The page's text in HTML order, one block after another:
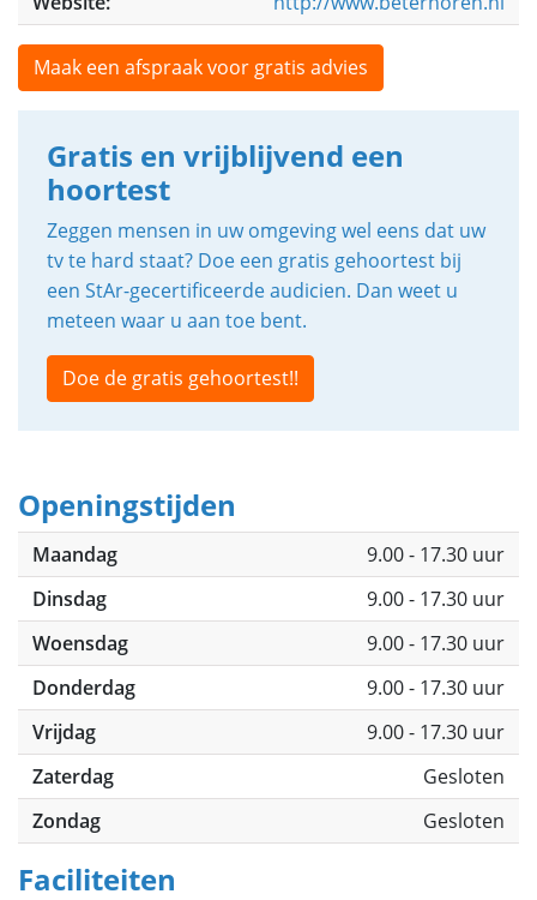
Maak een afspraak voor gratis advies
Gratis en vrijblijvend een
hoortest
Zeggen mensen in uw omgeving wel eens dat uw
tv te hard staat? Doe een gratis gehoortest bij
een StAr-gecertificeerde audicien. Dan weet u
meteen waar u aan toe bent.
Doe de gratis gehoortest!!
Openingstijden
Maandag
9.00 - 17.30 uur
Dinsdag
9.00 - 17.30 uur
Woensdag
9.00 - 17.30 uur
Donderdag
9.00 - 17.30 uur
Vrijdag
9.00 - 17.30 uur
Zaterdag
Gesloten
Zondag
Gesloten
Faciliteiten